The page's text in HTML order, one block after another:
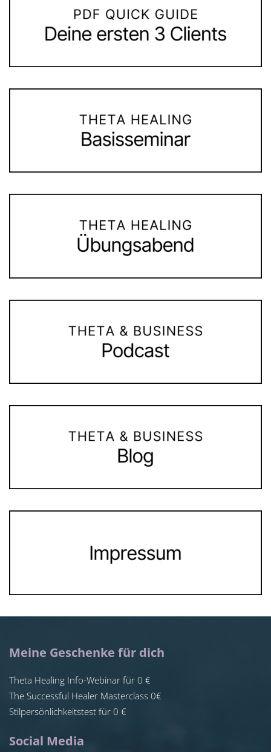
Meine Geschenke für dich
Theta Healing Info-Webinar für 0 €
The Successful Healer Masterclass 0€
Stilpersönlichkeitstest für 0 €
Social Media